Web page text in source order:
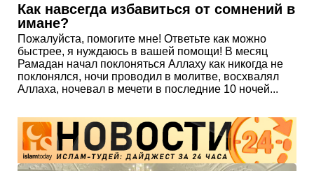
Как навсегда избавиться от сомнений в
имане?
Пожалуйста, помогите мне! Ответьте как можно
быстрее, я нуждаюсь в вашей помощи! В месяц
Рамадан начал поклоняться Аллаху как никогда не
поклонялся, ночи проводил в молитве, восхвалял
Аллаха, ночевал в мечети в последние 10 ночей...